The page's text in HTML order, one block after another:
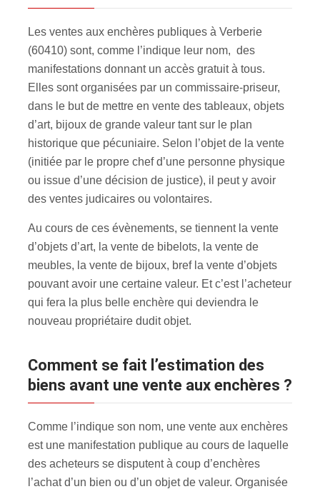
Les ventes aux enchères publiques à Verberie
(60410) sont, comme l’indique leur nom, des
manifestations donnant un accès gratuit à tous.
Elles sont organisées par un commissaire-priseur,
dans le but de mettre en vente des tableaux, objets
d’art, bijoux de grande valeur tant sur le plan
historique que pécuniaire. Selon l’objet de la vente
(initiée par le propre chef d’une personne physique
ou issue d’une décision de justice), il peut y avoir
des ventes judicaires ou volontaires.
Au cours de ces évènements, se tiennent la vente
d’objets d’art, la vente de bibelots, la vente de
meubles, la vente de bijoux, bref la vente d’objets
pouvant avoir une certaine valeur. Et c’est l’acheteur
qui fera la plus belle enchère qui deviendra le
nouveau propriétaire dudit objet.
Comment se fait l’estimation des
biens avant une vente aux enchères ?
Comme l’indique son nom, une vente aux enchères
est une manifestation publique au cours de laquelle
des acheteurs se disputent à coup d’enchères
l’achat d’un bien ou d’un objet de valeur. Organisée